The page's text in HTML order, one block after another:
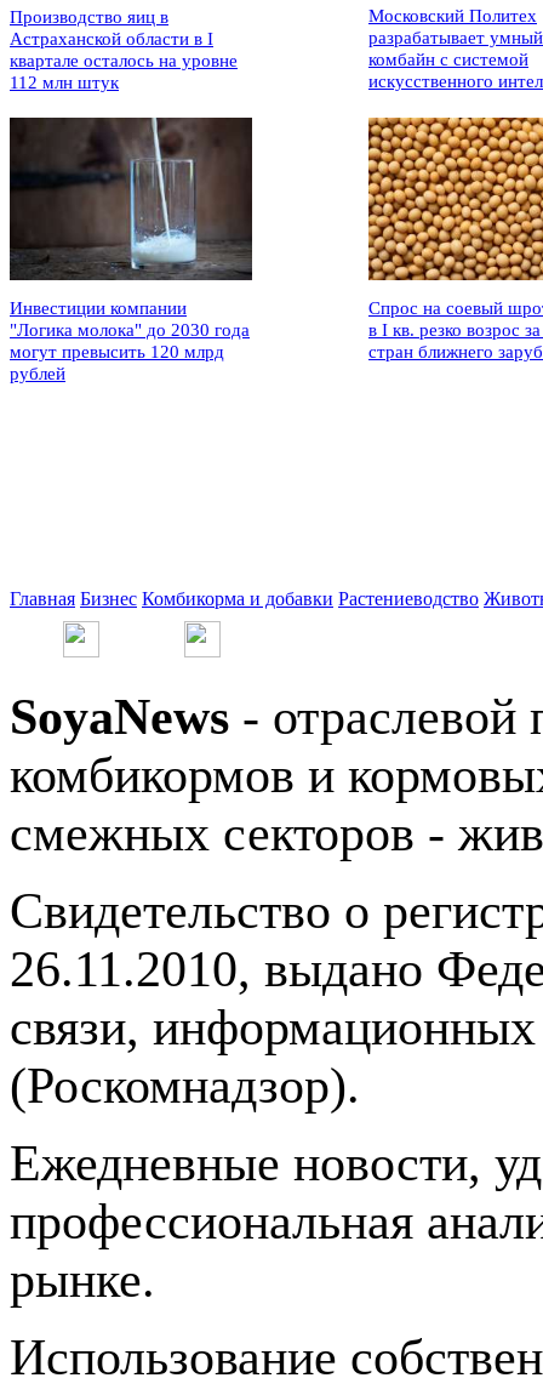
Производство яиц в
Астраханской области в I
квартале осталось на уровне
112 млн штук
Московский Политех
разрабатывает умный
комбайн с системой
искусственного
Инвестиции компании
"Логика молока" до 2030 года
могут превысить 120 млрд
рублей
Спрос на соевый
в I кв. резко возрос
стран ближнего
Главная Бизнес Комбикорма и добавки Растениеводство
SoyaNews - отраслевой
комбикормов и
смежных секторов -
Свидетельство о
26.11.2010, выдано
связи,
(Роскомнадзор).
Ежедневные новости,
профессиональная
рынке.
Использование